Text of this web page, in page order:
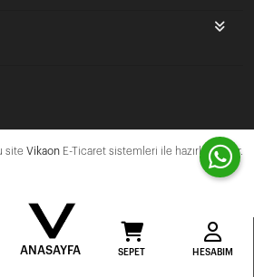
site Vikaon E-Ticaret sistemleri ile hazırlanmıştır.
ANASAYFA SEPET HESABIM